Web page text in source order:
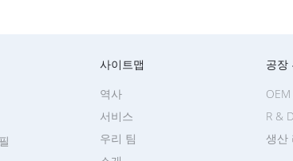
사이트맵
역사
서비스
우리 팀
공장
생산
R &